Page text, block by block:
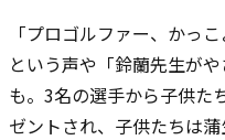
「プロゴルファー、かっ
という声や「鈴蘭先生が
も。3名の選手から子供た
ゼントされ、子供たちは蒲